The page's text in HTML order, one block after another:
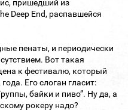
пришедший из
Deep End, распавшейся
пенаты, и периодически
Вот такая
к фестивалю, который
Его слоган гласит:
байки и пиво”. Ну да, а
рокеру надо?